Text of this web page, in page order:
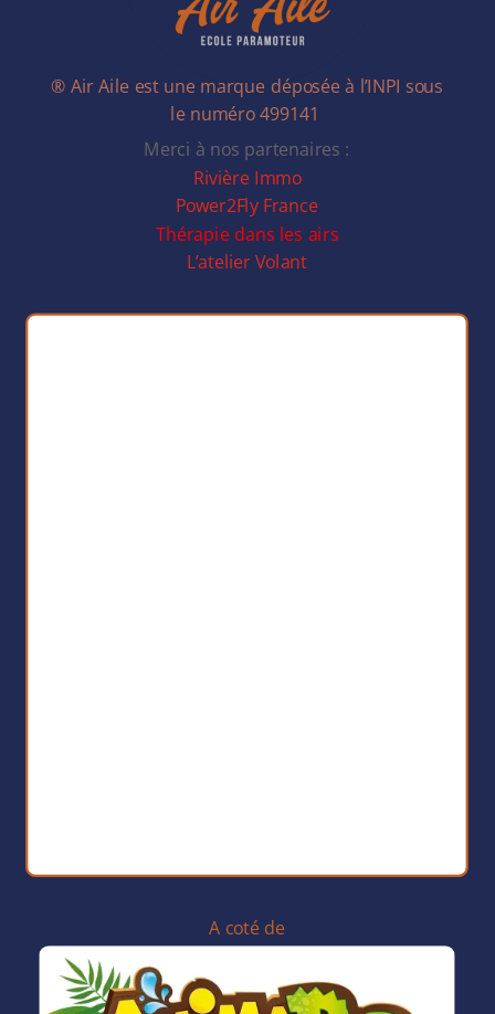
® Air Aile est une marque déposée à l’INPI sous
le numéro 499141
Merci à nos partenaires :
Rivière Immo
Power2Fly France
Thérapie dans les airs
L’atelier Volant
A coté de